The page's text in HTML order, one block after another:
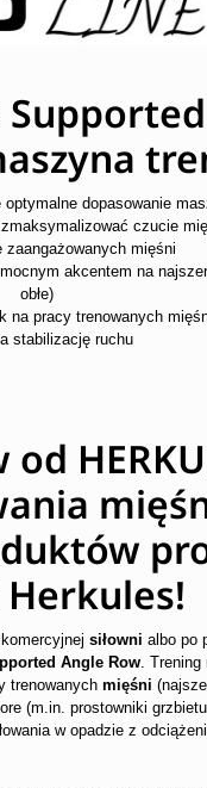
dopasowanie
czucie
zaangażowanych mięśni
akcentem na
obłe)
na pracy trenowanych
stabilizację ruchu
siłowni albo po
Angle Row. Trening
trenowanych mięśni
(m.in. prostowniki
w opadzie z